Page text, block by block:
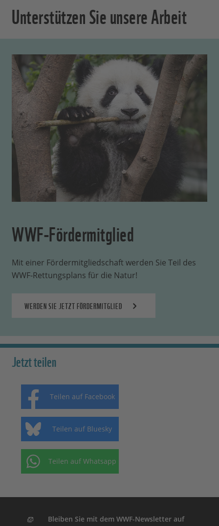
Unterstützen Sie unsere Arbeit
WWF-Fördermitglied
Mit einer Fördermitgliedschaft werden Sie Teil des
WWF-Rettungsplans für die Natur!
WERDEN SIE JETZT FÖRDERMITGLIED
Jetzt teilen
Teilen auf Facebook
Teilen auf Bluesky
Teilen auf Whatsapp
Bleiben Sie mit dem WWF-Newsletter auf